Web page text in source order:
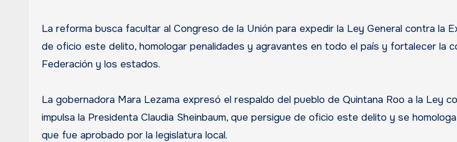
La reforma busca facultar al Congreso de la Unión para expedir la Ley General contra la
de oficio este delito, homologar penalidades y agravantes en todo el país y fortalecer la
Federación y los estados.
La gobernadora Mara Lezama expresó el respaldo del pueblo de Quintana Roo a la Ley
impulsa la Presidenta Claudia Sheinbaum, que persigue de oficio este delito y se
que fue aprobado por la legislatura local.